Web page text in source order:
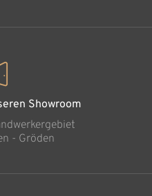
Showroom
- Gröden